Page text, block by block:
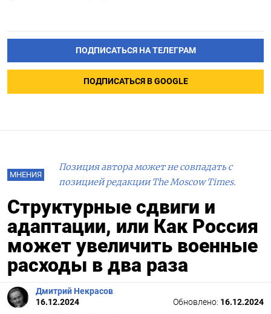
ПОДПИСАТЬСЯ НА ТЕЛЕГРАМ
ПОДПИСАТЬСЯ В GOOGLE
МНЕНИЯ
Позиция автора может не совпадать с
позицией редакции The Moscow Times.
Структурные сдвиги и
адаптации, или Как Россия
может увеличить военные
расходы в два раза
Дмитрий Некрасов
16.12.2024
Обновлено: 16.12.2024